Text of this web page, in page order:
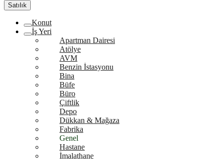
Satılık
Konut
İş Yeri
Apartman Dairesi
Atölye
AVM
Benzin İstasyonu
Bina
Büfe
Büro
Çiftlik
Depo
Dükkan & Mağaza
Fabrika
Genel
Hastane
İmalathane